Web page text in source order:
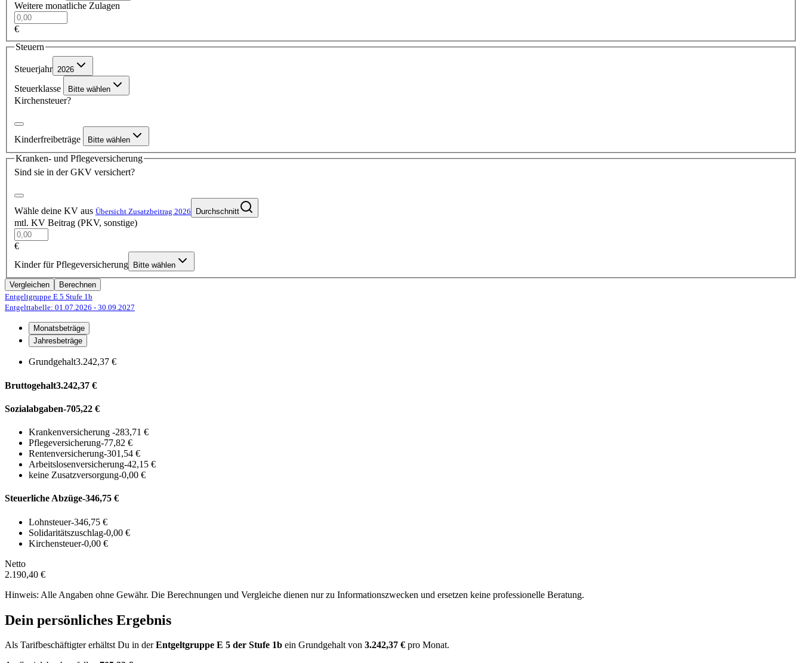
Weitere monatliche Zulagen
€
Steuern
Steuerjahr 2026
Steuerklasse Bitte wählen
Kirchensteuer?
Kinderfreibeträge Bitte wählen
Kranken- und Pflegeversicherung
Sind sie in der GKV versichert?
Wähle deine KV aus Übersicht Zusatzbeitrag 2026 Durchschnitt
mtl. KV Beitrag (PKV, sonstige)
€
Kinder für Pflegeversicherung
Bitte wählen
Vergleichen
Berechnen
Entgeltgruppe E 5 Stufe 1b
Entgelttabelle: 01.07.2026 - 30.09.2027
Monatsbeträge
Jahresbeträge
Grundgehalt3.242,37 €
Bruttogehalt3.242,37 €
Sozialabgaben-705,22 €
Krankenversicherung -283,71 €
Pflegeversicherung-77,82 €
Rentenversicherung-301,54 €
Arbeitslosenversicherung-42,15 €
keine Zusatzversorgung-0,00 €
Steuerliche Abzüge-346,75 €
Lohnsteuer-346,75 €
Solidaritätszuschlag-0,00 €
Kirchensteuer-0,00 €
Netto
2.190,40 €
Hinweis: Alle Angaben ohne Gewähr. Die Berechnungen und Vergleiche dienen nur zu Informationszwecken und ersetzen keine professionelle Beratung.
Dein persönliches Ergebnis
Als Tarifbeschäftigter erhältst Du in derEntgeltgruppe E 5 der Stufe 1b ein Grundgehalt von 3.242,37 € pro Monat.